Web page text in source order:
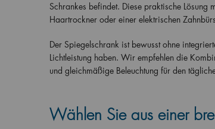
Schrankes befindet. Diese praktische
Haartrockner oder einer elektrischen
Der Spiegelschrank ist bewusst ohne
Lichtleistung haben. Wir empfehlen die
und gleichmäßige Beleuchtung für den
Wählen Sie aus einer